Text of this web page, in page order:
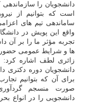
دانشجویان را سازماندهی
است که بتوانیم از
ساماندهی تیم های
واقع این پویش در
تجربه مؤثر ما را بر آن
ها و شرایط عمومی حضور
زائری لطف اشاره کرد:
دانشجویان دوره
برای آن که بتوانیم
صورت منسجم گردآوری
دانشجویی را در انواع